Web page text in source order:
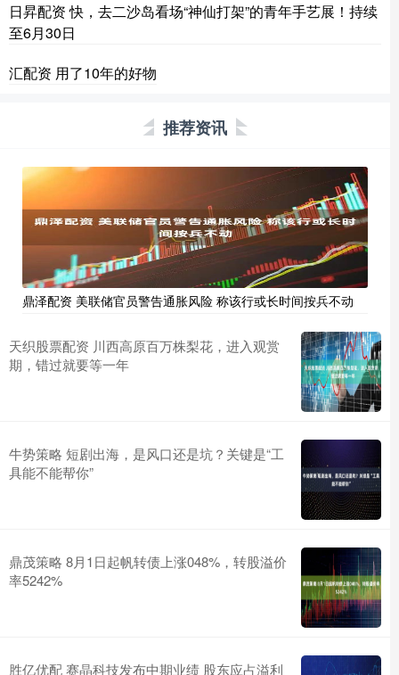
日昇配资 快，去二沙岛看场“神仙打架”的青年手艺展！持续
至6月30日
汇配资 用了10年的好物
推荐资讯
鼎泽配资 美联储官员警告通胀风险 称该行或长时间按兵不动
天织股票配资 川西高原百万株梨花，进入观赏
期，错过就要等一年
牛势策略 短剧出海，是风口还是坑？关键是“工
具能不能帮你”
鼎茂策略 8月1日起帆转债上涨048%，转股溢价
率5242%
胜亿优配 赛晶科技发布中期业绩 股东应占溢利